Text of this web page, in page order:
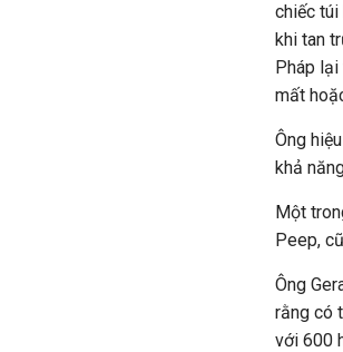
chiếc
khi tan
Pháp lại
mất
Ông
khả
Một
Peep,
Ông
rằng có
với 600